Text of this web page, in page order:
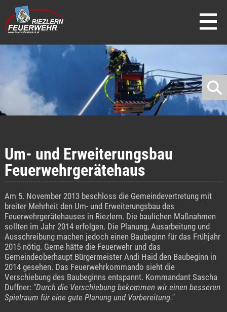
direkt zur Navigation
direkt zum Inhalt
Um- und Erweiterungsbau
Feuerwehrgerätehaus
Am 5. November 2013 beschloss die Gemeindevertretung mit
breiter Mehrheit den Um- und Erweiterungsbau des
Feuerwehrgerätehauses in Riezlern. Die baulichen Maßnahmen
sollten im Jahr 2014 erfolgen. Die Planung, Ausarbeitung und
Ausschreibung machen jedoch einen Baubeginn für das Frühjahr
2015 nötig. Gerne hätte die Feuerwehr und das
Gemeindeoberhaupt Bürgermeister Andi Haid den Baubeginn in
2014 gesehen. Das Feuerwehrkommando sieht die
Verschiebung des Baubeginns entspannt. Kommandant Sascha
Duffner: "Durch die Verschiebung bekommen wir einen besseren
Spielraum für eine gute Planung und Vorbereitung."